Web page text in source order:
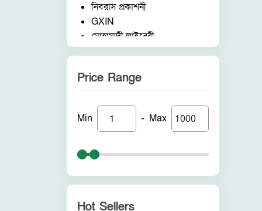
নিবরাস প্রকাশনী
GXIN
মোহাম্মদী লাইব্রেরী
নাদিয়াতুল কুরআন ফাউন্ডেশন
আকীল পাবলিকেশন
নন ব্র্যান্ড
পুনরায় প্রকাশন
হাকীমুল উম্মত প্রকাশনী
সীরাহ প্রকাশ
Price Range
Min - Max
Hot Sellers